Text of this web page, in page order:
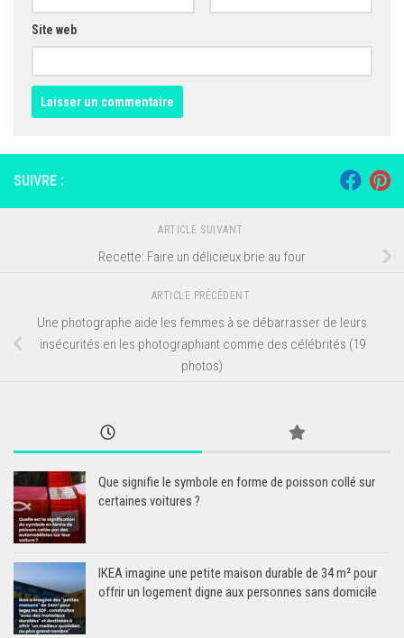
Site web
SUIVRE :
ARTICLE SUIVANT
Recette: Faire un délicieux brie au four
ARTICLE PRÉCÉDENT
Une photographe aide les femmes à se débarrasser de leurs
insécurités en les photographiant comme des célébrités (19
photos)
Que signifie le symbole en forme de poisson collé sur
certaines voitures ?
IKEA imagine une petite maison durable de 34 m² pour
offrir un logement digne aux personnes sans domicile